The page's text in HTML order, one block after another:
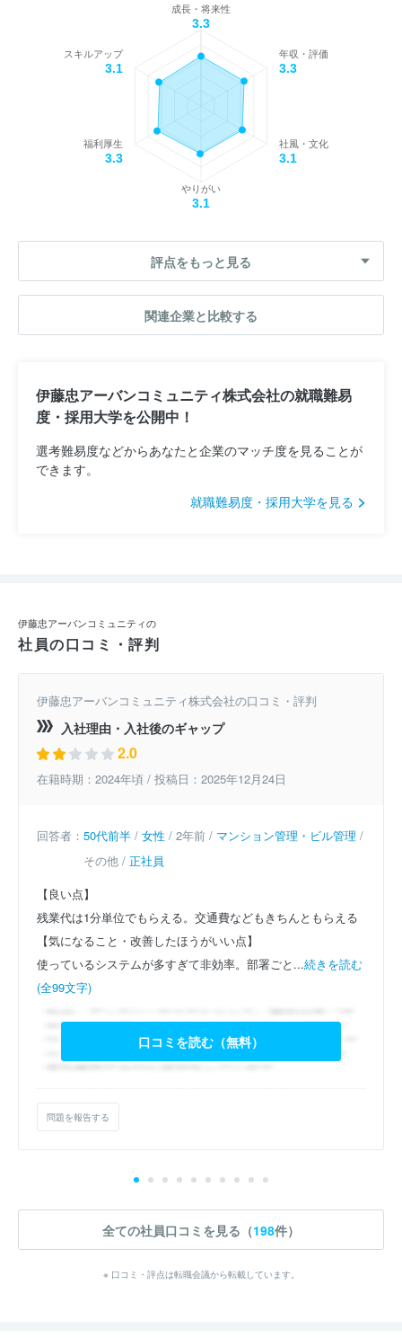
成長・将来性
3.3
年収・評価
3.3
社風・文化
3.1
やりがい
3.1
福利厚生
3.3
スキルアップ
3.1
評点をもっと見る
関連企業と比較する
伊藤忠アーバンコミュニティ株式会社の就職難易
度・採用大学を公開中！
選考難易度などからあなたと企業のマッチ度を見ることが
できます。
就職難易度・採用大学を見る
伊藤忠アーバンコミュニティの
社員の口コミ・評判
伊藤忠アーバンコミュニティ株式会社の口コミ・評判
入社理由・入社後のギャップ
2.0
在籍時期：2024年頃 / 投稿日：2025年12月24日
回答者： 50代前半 / 女性 / 2年前 / マンション管理・ビル管理 /
その他 / 正社員
【良い点】
残業代は1分単位でもらえる。交通費などもきちんともらえる
【気になること・改善したほうがいい点】
使っているシステムが多すぎて非効率。部署ごと...続きを読む
(全99文字)
口コミを読む（無料）
問題を報告する
全ての社員口コミを見る（198件）
※ 口コミ・評点は転職会議から転載しています。